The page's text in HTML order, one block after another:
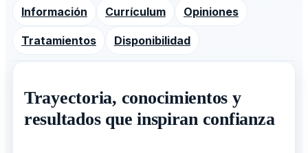
Información Currículum Opiniones
Tratamientos Disponibilidad
Trayectoria, conocimientos y
resultados que inspiran confianza